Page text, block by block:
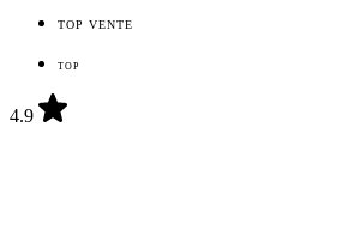
TOP VENTE
TOP
4.9